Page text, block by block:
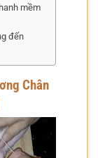
mềm
đến
Chân